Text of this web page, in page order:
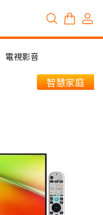
電視影音
智慧家庭